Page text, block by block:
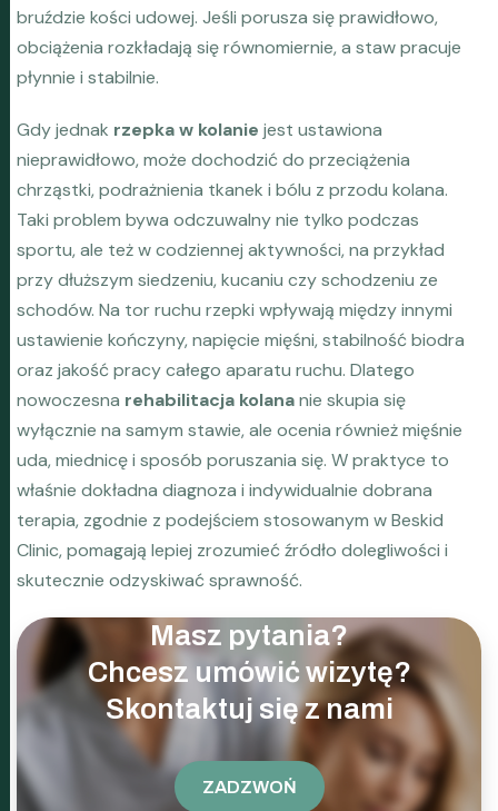
bruździe kości udowej. Jeśli porusza się prawidłowo,
obciążenia rozkładają się równomiernie, a staw pracuje
płynnie i stabilnie.
Gdy jednak rzepka w kolanie jest ustawiona
nieprawidłowo, może dochodzić do przeciążenia
chrząstki, podrażnienia tkanek i bólu z przodu kolana.
Taki problem bywa odczuwalny nie tylko podczas
sportu, ale też w codziennej aktywności, na przykład
przy dłuższym siedzeniu, kucaniu czy schodzeniu ze
schodów. Na tor ruchu rzepki wpływają między innymi
ustawienie kończyny, napięcie mięśni, stabilność biodra
oraz jakość pracy całego aparatu ruchu. Dlatego
nowoczesna rehabilitacja kolananie skupia się
wyłącznie na samym stawie, ale ocenia również mięśnie
uda, miednicę i sposób poruszania się. W praktyce to
właśnie dokładna diagnoza i indywidualnie dobrana
terapia, zgodnie z podejściem stosowanym w Beskid
Clinic, pomagają lepiej zrozumieć źródło dolegliwości i
skutecznie odzyskiwać sprawność.
Masz pytania?
Chcesz umówić wizytę?
Skontaktuj się z nami
ZADZWOŃ